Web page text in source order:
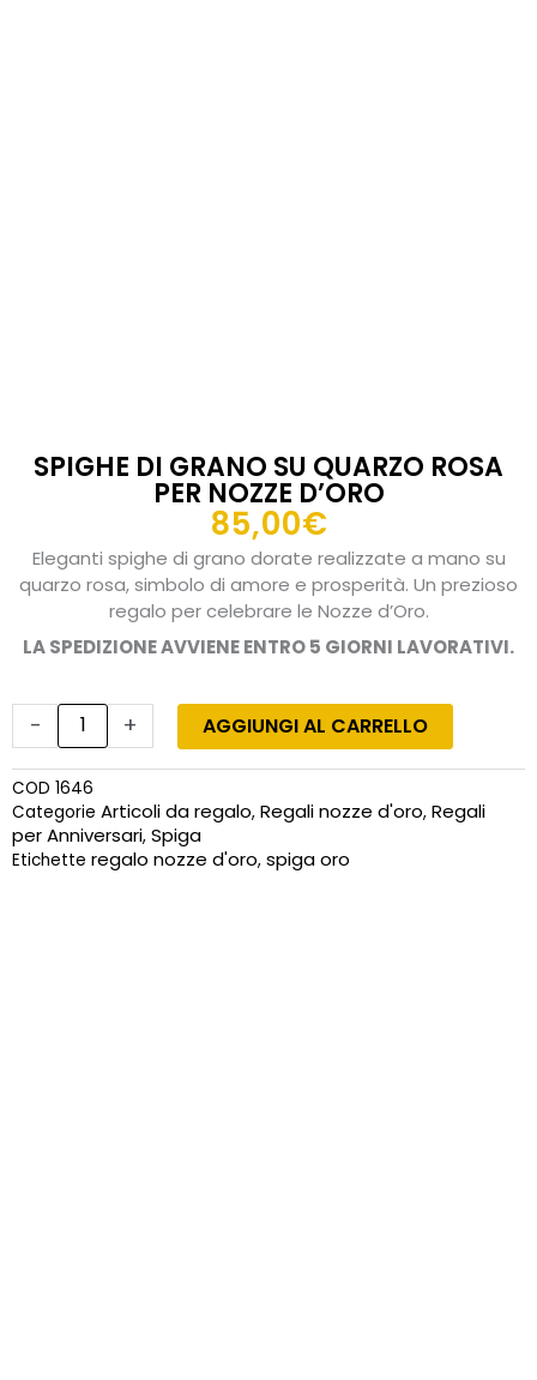
SPIGHE DI GRANO SU QUARZO ROSA
PER NOZZE D’ORO
85,00€
Eleganti spighe di grano dorate realizzate a mano su
quarzo rosa, simbolo di amore e prosperità. Un prezioso
regalo per celebrare le Nozze d’Oro.
LA SPEDIZIONE AVVIENE ENTRO 5 GIORNI LAVORATIVI.
-
Grano
su
Quarzo
per
+ AGGIUNGI AL CARRELLO
COD 1646
Categorie Articoli da regalo, Regali nozze d'oro, Regali
per Anniversari, Spiga
Etichette regalo nozze d'oro, spiga oro